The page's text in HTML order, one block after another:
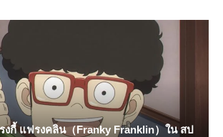
งกี้ แฟรงคลิน（Franky Franklin）ใน สป